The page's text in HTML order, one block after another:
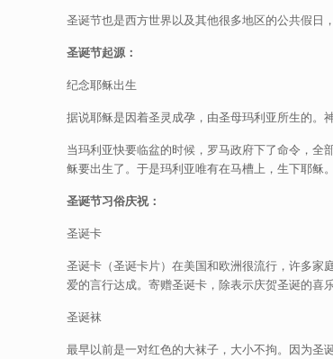
圣诞节也是西方世界以及其他很多地区的公共假日
圣诞节起源：
纪念耶稣出生
据说耶稣是因着圣灵成孕，由圣母玛利亚所生的。
当玛利亚快要临盆的时候，罗马政府下了命令，全
稣要出生了。于是玛利亚唯有在马槽上，生下耶稣
圣诞节习俗庆祝：
圣诞卡
圣诞卡（圣诞卡片）在美国和欧洲很流行，许多家
爱的言行达成。寄赠圣诞卡，除表示庆贺圣诞的喜
圣诞袜
最早以前是一对红色的大袜子，大小不拘。因为圣